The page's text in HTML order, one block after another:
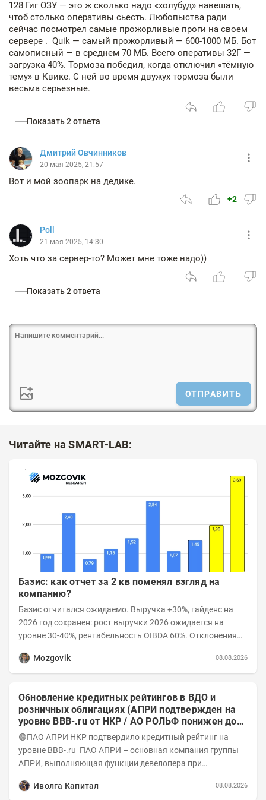
128 Гиг ОЗУ — это ж сколько надо «холубуд» навешать,
чтоб столько оперативы сьесть. Любопыства ради
сейчас посмотрел самые прожорливые проги на своем
сервере . Quik — самый прожорливый — 600-1000 МБ. Бот
самописный — в среднем 70 МБ. Всего оперативы 32Г —
загрузка 40%. Тормоза победил, когда отключил «тёмную
тему» в Квике. С ней во время двужух тормоза были
весьма серьезные.
Показать 2 ответа
Дмитрий Овчинников
20 мая 2025, 21:57
Вот и мой зоопарк на дедике.
+2
Poll
21 мая 2025, 14:30
Хоть что за сервер-то? Может мне тоже надо))
Показать 2 ответа
ОТПРАВИТЬ
Читайте на SMART-LAB:
Базис: как отчет за 2 кв поменял взгляд на
компанию?
Базис отчитался ожидаемо. Выручка +30%, гайденс на
2026 год сохранен: рост выручки 2026 ожидается на
уровне 30-40%, рентабельность OIBDA 60%. Отклонения
Mozgovik
08.08.2026
Обновление кредитных рейтингов в ВДО и
розничных облигациях (АПРИ подтвержден на
уровне BBB-.ru от НКР / АО РОЛЬФ понижен до
А-(RU) / Элит Строй присвоен на уровне BBB.ru)
🟢ПАО АПРИ НКР подтвердило кредитный рейтинг на
уровне BBB-.ru ПАО АПРИ – основная компания группы
АПРИ, выполняющая функции девелопера при
Иволга Капитал
08.08.2026